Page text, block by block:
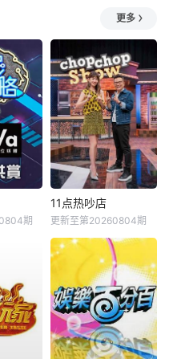
更多
期
11点热吵店
更新至第20260804期